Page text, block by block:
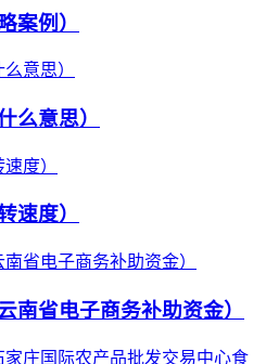
案例）
么意思）
速度）
南省电子商务补助资金）